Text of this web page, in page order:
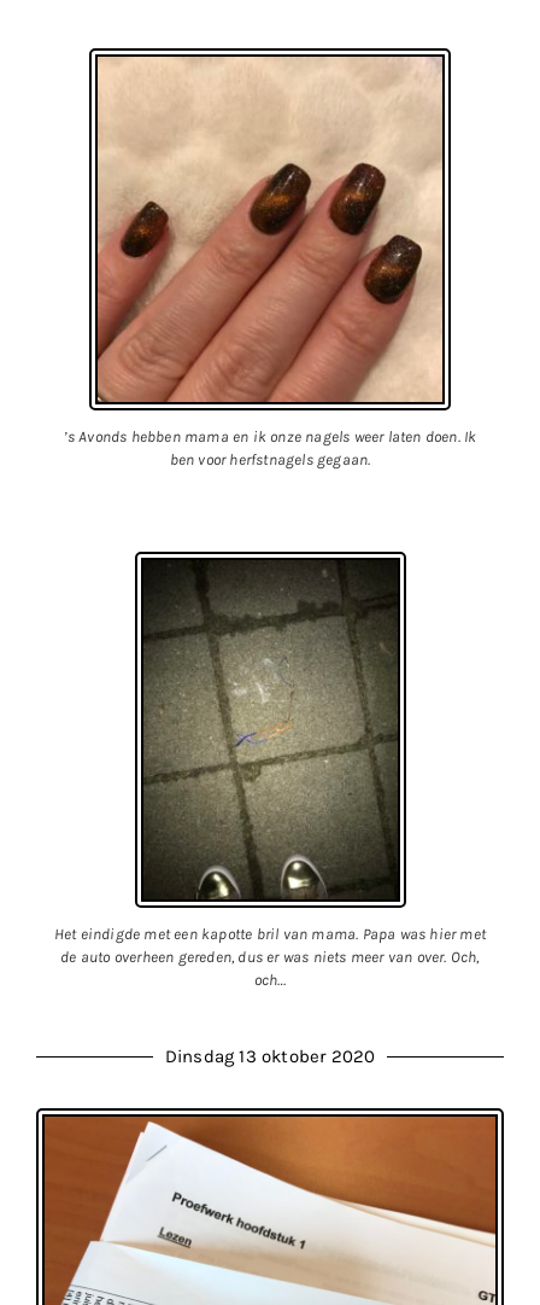
’s Avonds hebben mama en ik onze nagels weer laten doen. Ik
ben voor herfstnagels gegaan.
Het eindigde met een kapotte bril van mama. Papa was hier met
de auto overheen gereden, dus er was niets meer van over. Och,
och…
Dinsdag 13 oktober 2020